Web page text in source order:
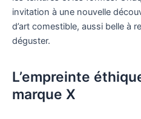
invitation à une nouvelle
d’art comestible, aussi belle à
déguster.
L’empreinte
marque X